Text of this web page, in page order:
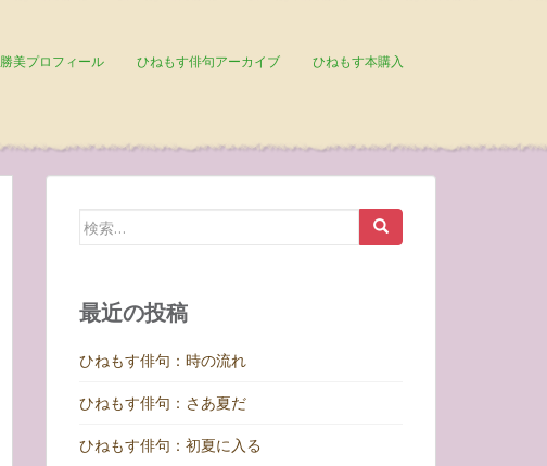
勝美プロフィール ひねもす俳句アーカイブ ひねもす本購入
検
最近の投稿
ひねもす俳句：時の流れ
ひねもす俳句：さあ夏だ
ひねもす俳句：初夏に入る